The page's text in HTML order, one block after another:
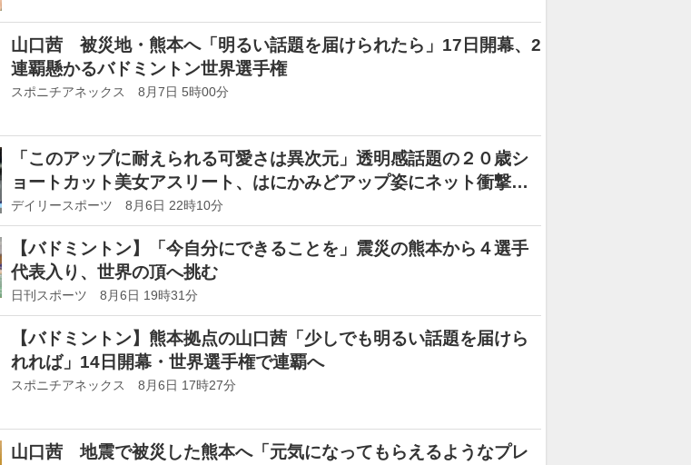
山口茜 被災地・熊本へ「明るい話題を届けられたら」17日開幕、2
連覇懸かるバドミントン世界選手権
スポニチアネックス 8月7日 5時00分
「このアップに耐えられる可愛さは異次元」透明感話題の２０歳シ
ョートカット美女アスリート、はにかみどアップ姿にネット衝撃
「これやばいな、かわいすぎる」「顔ちっちゃ」
デイリースポーツ 8月6日 22時10分
【バドミントン】「今自分にできることを」震災の熊本から４選手
代表入り、世界の頂へ挑む
日刊スポーツ 8月6日 19時31分
【バドミントン】熊本拠点の山口茜「少しでも明るい話題を届けら
れれば」14日開幕・世界選手権で連覇へ
スポニチアネックス 8月6日 17時27分
山口茜 地震で被災した熊本へ「元気になってもらえるようなプレ